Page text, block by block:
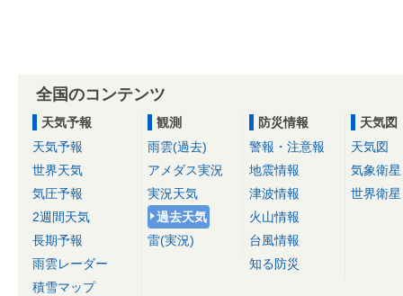
全国のコンテンツ
天気予報
天気予報
世界天気
気圧予報
2週間天気
長期予報
雨雲レーダー
積雪マップ
観測
雨雲(過去)
アメダス実況
実況天気
過去天気
雷(実況)
防災情報
警報・注意報
地震情報
津波情報
火山情報
台風情報
知る防災
天気図
天気図
気象衛星
世界衛星